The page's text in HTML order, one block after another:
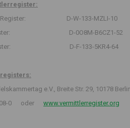
– Register: D-W-133-MZLI-10
Register: D-0O8M-B6CZ1-52
– Register: D-F-133-5KR4-64
e.V., Breite Str. 29, 10178
0 oder www.vermittlerregister.org